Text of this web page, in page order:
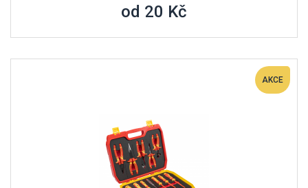
od 20 Kč
AKCE